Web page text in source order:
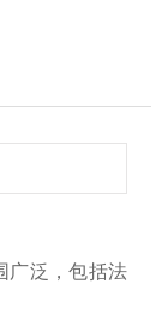
广泛，包括法